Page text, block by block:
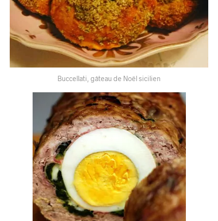
Buccellati, gâteau de Noël sicilien